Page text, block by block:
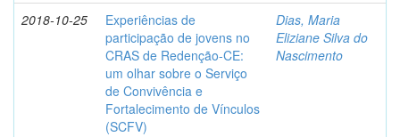
2018-10-25
Experiências de
participação de jovens no
CRAS de Redenção-CE:
um olhar sobre o Serviço
de Convivência e
Fortalecimento de Vínculos
(SCFV)
Dias, Maria
Eliziane Silva do
Nascimento